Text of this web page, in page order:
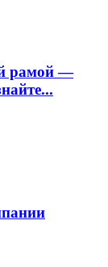
рамой —